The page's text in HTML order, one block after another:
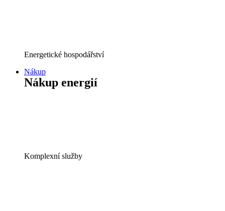
Energetické hospodářství
Nákup
Nákup energií
Komplexní služby